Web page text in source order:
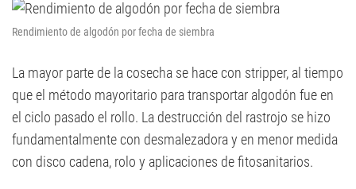
Rendimiento de algodón por fecha de siembra
La mayor parte de la cosecha se hace con stripper, al tiempo
que el método mayoritario para transportar algodón fue en
el ciclo pasado el rollo. La destrucción del rastrojo se hizo
fundamentalmente con desmalezadora y en menor medida
con disco cadena, rolo y aplicaciones de fitosanitarios.